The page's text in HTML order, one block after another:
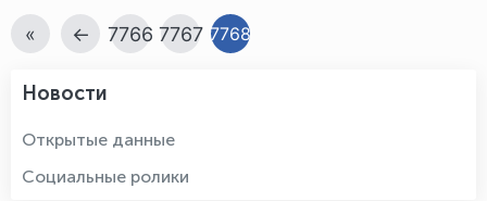
« ← 7766 7767 7768
Новости
Открытые данные
Социальные ролики